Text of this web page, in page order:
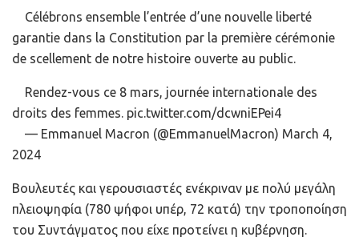
Célébrons ensemble l’entrée d’une nouvelle liberté
garantie dans la Constitution par la première cérémonie
de scellement de notre histoire ouverte au public.
Rendez-vous ce 8 mars, journée internationale des
droits des femmes. pic.twitter.com/dcwniEPei4
— Emmanuel Macron (@EmmanuelMacron) March 4,
2024
Βουλευτές και γερουσιαστές ενέκριναν με πολύ μεγάλη
πλειοψηφία (780 ψήφοι υπέρ, 72 κατά) την τροποποίηση
του Συντάγματος που είχε προτείνει η κυβέρνηση.